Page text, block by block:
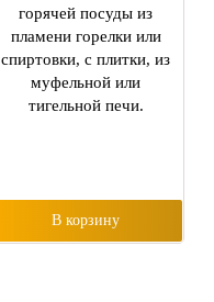
горячей посуды из
пламени горелки или
спиртовки, с плитки, из
муфельной или
тигельной печи.
В корзину